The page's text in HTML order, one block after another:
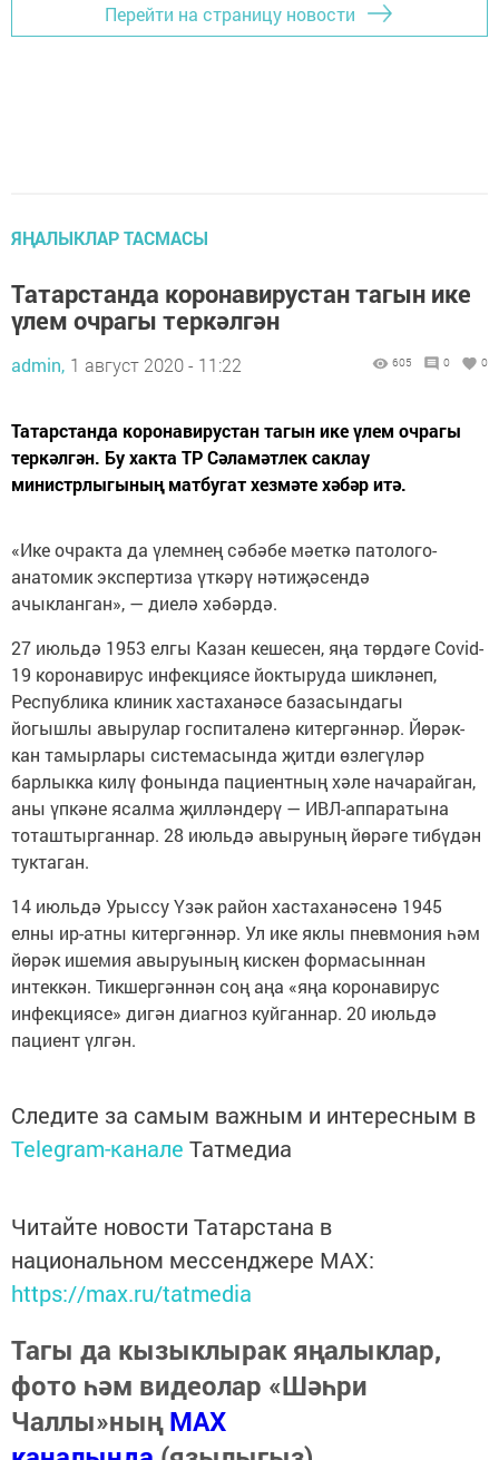
Перейти на страницу новости
ЯҢАЛЫКЛАР ТАСМАСЫ
Татарстанда коронавирустан тагын ике
үлем очрагы теркәлгән
admin, 1 август 2020 - 11:22 605 0 0
Татарстанда коронавирустан тагын ике үлем очрагы
теркәлгән. Бу хакта ТР Сәламәтлек саклау
министрлыгының матбугат хезмәте хәбәр итә.
«Ике очракта да үлемнең сәбәбе мәеткә патолого-
анатомик экспертиза үткәрү нәтиҗәсендә
ачыкланган», — диелә хәбәрдә.
27 июльдә 1953 елгы Казан кешесен, яңа төрдәге Covid-
19 коронавирус инфекциясе йоктыруда шикләнеп,
Республика клиник хастаханәсе базасындагы
йогышлы авырулар госпиталенә китергәннәр. Йөрәк-
кан тамырлары системасында җитди өзлегүләр
барлыкка килү фонында пациентның хәле начарайган,
аны үпкәне ясалма җилләндерү — ИВЛ-аппаратына
тоташтырганнар. 28 июльдә авыруның йөрәге тибүдән
туктаган.
14 июльдә Урыссу Үзәк район хастаханәсенә 1945
елны ир-атны китергәннәр. Ул ике яклы пневмония һәм
йөрәк ишемия авыруының кискен формасыннан
интеккән. Тикшергәннән соң аңа «яңа коронавирус
инфекциясе» дигән диагноз куйганнар. 20 июльдә
пациент үлгән.
Следите за самым важным и интересным в
Telegram-канале Татмедиа
Читайте новости Татарстана в
национальном мессенджере MАХ:
https://max.ru/tatmedia
Тагы да кызыклырак яңалыклар,
фото һәм видеолар «Шәһри
Чаллы»ныңMAX